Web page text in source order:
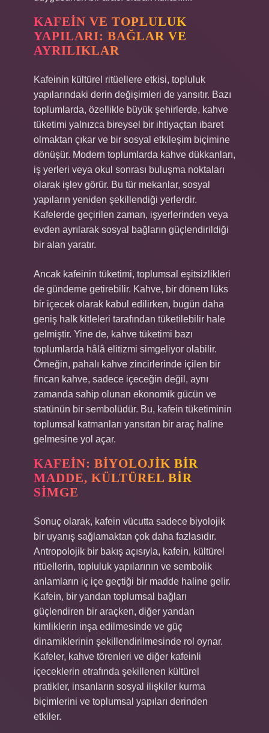
KAFEIN VE TOPLULUK
YAPILARI: BAĞLAR VE
AYRILIKLAR
Kafeinin kültürel ritüellere etkisi, topluluk
yapılarındaki derin değişimleri de yansıtır. Bazı
toplumlarda, özellikle büyük şehirlerde, kahve
tüketimi yalnızca bireysel bir ihtiyaçtan ibaret
olmaktan çıkar ve bir sosyal etkileşim biçimine
dönüşür. Modern toplumlarda kahve dükkanları,
iş yerleri veya okul sonrası buluşma noktaları
olarak işlev görür. Bu tür mekanlar, sosyal
yapıların yeniden şekillendiği yerlerdir.
Kafelerde geçirilen zaman, işyerlerinden veya
evden ayrılarak sosyal bağların güçlendirildiği
bir alan yaratır.
Ancak kafeinin tüketimi, toplumsal eşitsizlikleri
de gündeme getirebilir. Kahve, bir dönem lüks
bir içecek olarak kabul edilirken, bugün daha
geniş halk kitleleri tarafından tüketilebilir hale
gelmiştir. Yine de, kahve tüketimi bazı
toplumlarda hâlâ elitizmi simgeliyor olabilir.
Örneğin, pahalı kahve zincirlerinde içilen bir
fincan kahve, sadece içeceğin değil, aynı
zamanda sahip olunan ekonomik gücün ve
statünün bir sembolüdür. Bu, kafein tüketiminin
toplumsal katmanları yansıtan bir araç haline
gelmesine yol açar.
KAFEIN: BIYOLOJIK BIR
MADDE, KÜLTÜREL BIR
SIMGE
Sonuç olarak, kafein vücutta sadece biyolojik
bir uyanış sağlamaktan çok daha fazlasıdır.
Antropolojik bir bakış açısıyla, kafein, kültürel
ritüellerin, topluluk yapılarının ve sembolik
anlamların iç içe geçtiği bir madde haline gelir.
Kafein, bir yandan toplumsal bağları
güçlendiren bir araçken, diğer yandan
kimliklerin inşa edilmesinde ve güç
dinamiklerinin şekillendirilmesinde rol oynar.
Kafeler, kahve törenleri ve diğer kafeinli
içeceklerin etrafında şekillenen kültürel
pratikler, insanların sosyal ilişkiler kurma
biçimlerini ve toplumsal yapıları derinden
etkiler.